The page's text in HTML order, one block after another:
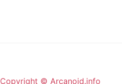
Copyright © Arcanoid.info